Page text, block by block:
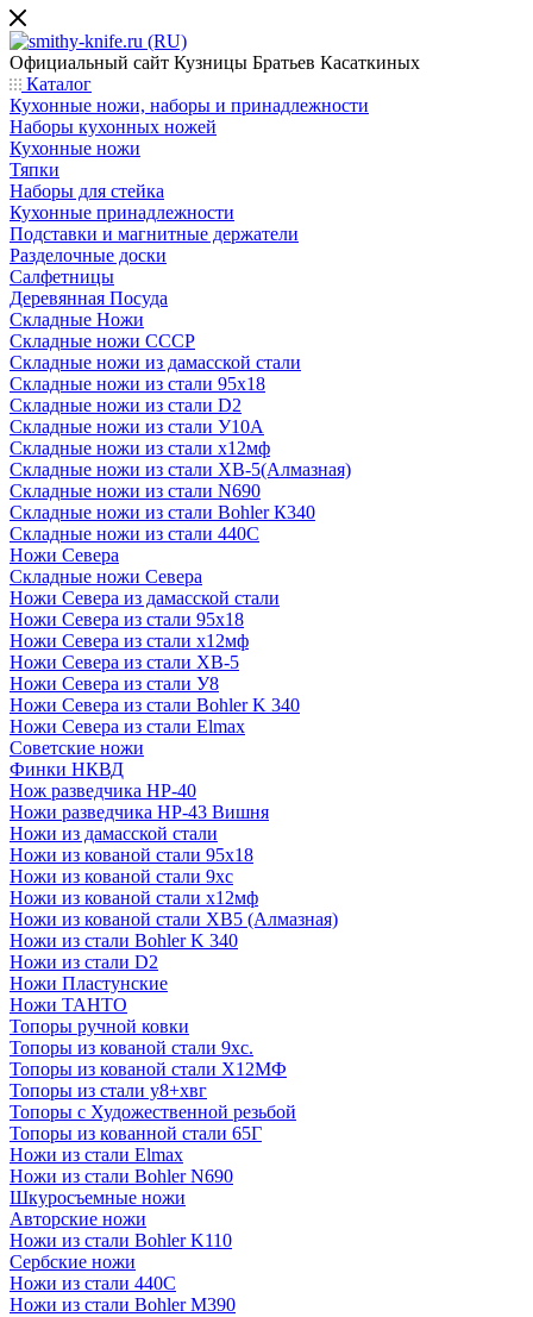
Официальный сайт Кузницы Братьев Касаткиных
Каталог
Кухонные ножи, наборы и принадлежности
Наборы кухонных ножей
Кухонные ножи
Тяпки
Наборы для стейка
Кухонные принадлежности
Подставки и магнитные держатели
Разделочные доски
Салфетницы
Деревянная Посуда
Складные Ножи
Cкладные ножи СССР
Складные ножи из дамасской стали
Складные ножи из стали 95х18
Складные ножи из стали D2
Складные ножи из стали У10А
Складные ножи из стали х12мф
Складные ножи из стали ХВ-5(Алмазная)
Складные ножи из стали N690
Складные ножи из стали Bohler К340
Складные ножи из стали 440С
Ножи Севера
Складные ножи Севера
Ножи Севера из дамасской стали
Ножи Севера из стали 95х18
Ножи Севера из стали х12мф
Ножи Севера из стали ХВ-5
Ножи Севера из стали У8
Ножи Севера из стали Bohler K 340
Ножи Севера из стали Elmax
Советские ножи
Финки НКВД
Нож разведчика НР-40
Ножи разведчика НР-43 Вишня
Ножи из дамасской стали
Ножи из кованой стали 95х18
Ножи из кованой стали 9хс
Ножи из кованой стали х12мф
Ножи из кованой стали ХВ5 (Алмазная)
Ножи из стали Bohler K 340
Ножи из стали D2
Ножи Пластунские
Ножи ТАНТО
Топоры ручной ковки
Топоры из кованой стали 9хс.
Топоры из кованой стали Х12МФ
Топоры из стали у8+хвг
Топоры с Художественной резьбой
Топоры из кованной стали 65Г
Ножи из стали Elmax
Ножи из стали Bohler N690
Шкуросъемные ножи
Авторские ножи
Ножи из стали Bohler K110
Сербские ножи
Ножи из стали 440С
Ножи из стали Bohler M390